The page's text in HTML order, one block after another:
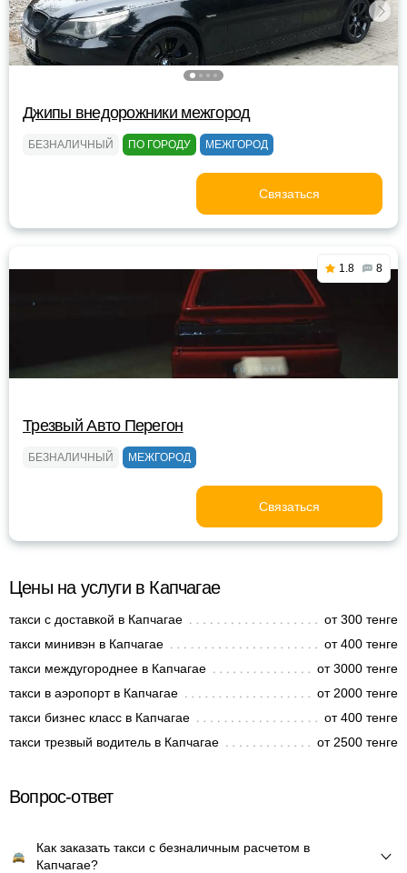
Джипы внедорожники межгород
БЕЗНАЛИЧНЫЙ ПО ГОРОДУ МЕЖГОРОД
Связаться
1.8 8
Трезвый Авто Перегон
БЕЗНАЛИЧНЫЙ МЕЖГОРОД
Связаться
Цены на услуги в Капчагае
такси с доставкой в Капчагае
от 300 тенге
такси минивэн в Капчагае
от 400 тенге
такси междугороднее в Капчагае
от 3000 тенге
такси в аэропорт в Капчагае
от 2000 тенге
такси бизнес класс в Капчагае
от 400 тенге
такси трезвый водитель в Капчагае
от 2500 тенге
Вопрос-ответ
Как заказать такси с безналичным расчетом в
Капчагае?